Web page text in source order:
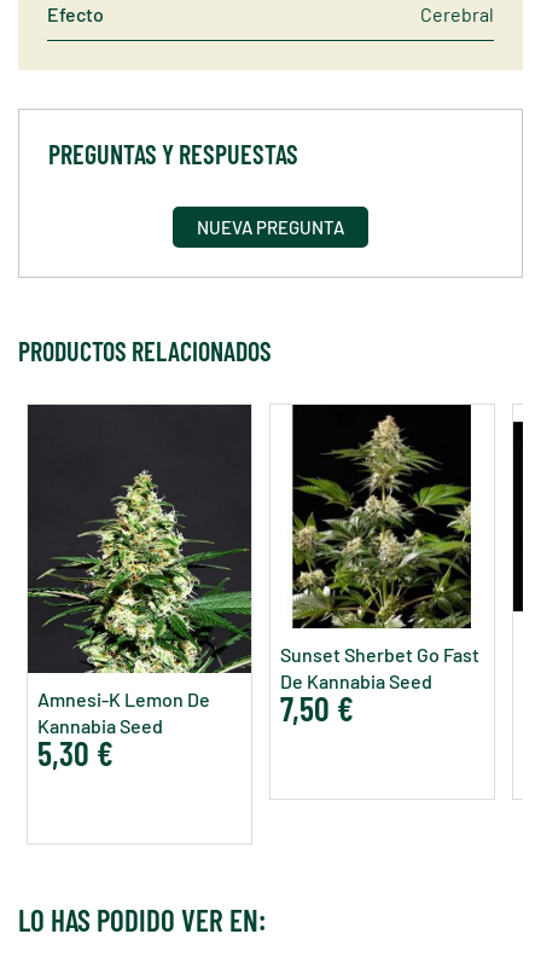
Efecto Cerebral
PREGUNTAS Y RESPUESTAS
NUEVA PREGUNTA
PRODUCTOS RELACIONADOS
Amnesi-K Lemon De
Kannabia Seed
Company
5,30 €
Sunset Sherbet Go Fast
De Kannabia Seed
Company
7,50 €
LO HAS PODIDO VER EN: